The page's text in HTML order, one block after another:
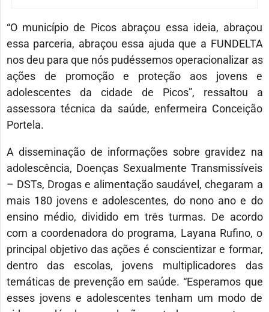
“O município de Picos abraçou essa ideia, abraçou
essa parceria, abraçou essa ajuda que a FUNDELTA
nos deu para que nós pudéssemos operacionalizar as
ações de promoção e proteção aos jovens e
adolescentes da cidade de Picos”, ressaltou a
assessora técnica da saúde, enfermeira Conceição
Portela.
A disseminação de informações sobre gravidez na
adolescência, Doenças Sexualmente Transmissíveis
– DSTs, Drogas e alimentação saudável, chegaram a
mais 180 jovens e adolescentes, do nono ano e do
ensino médio, dividido em três turmas. De acordo
com a coordenadora do programa, Layana Rufino, o
principal objetivo das ações é conscientizar e formar,
dentro das escolas, jovens multiplicadores das
temáticas de prevenção em saúde. “Esperamos que
esses jovens e adolescentes tenham um modo de